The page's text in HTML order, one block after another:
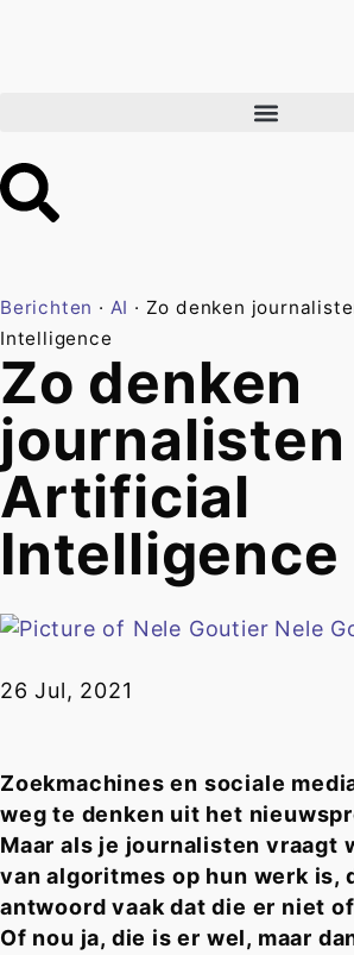
Berichten · AI · Zo denken
Intelligence
Zo denken
Artificial
Intelligence
Nele
26 Jul, 2021
Zoekmachines en sociale
weg te denken uit het
Maar als je journalisten vraagt
van algoritmes op hun werk is,
antwoord vaak dat die er niet
Of nou ja, die is er wel, maar